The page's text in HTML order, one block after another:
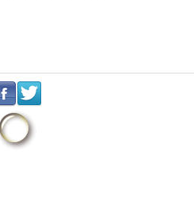
. .